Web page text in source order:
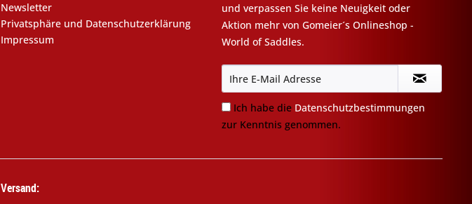
Newsletter
Privatsphäre und Datenschutzerklärung
Impressum
und verpassen Sie keine Neuigkeit oder
Aktion mehr von Gomeier´s Onlineshop -
World of Saddles.
Ich habe die Datenschutzbestimmungen
zur Kenntnis genommen.
Versand: